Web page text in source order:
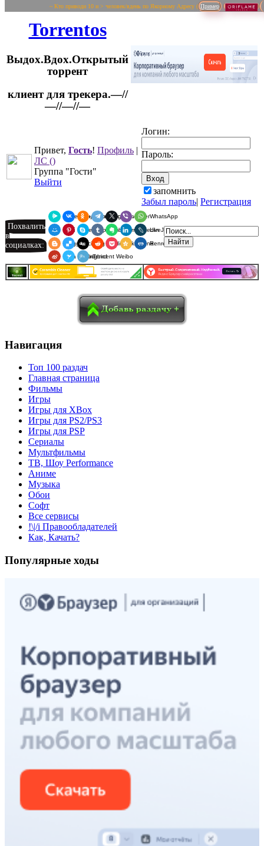
~ Кто приводи 10 и > человек/вдень по Якорному Адресу ( Пример
Torrentos
Выдох.Вдох.Открытый
торрент
Привет, Гость! Профиль |
ЛС ()
Группа "Гости"
Выйти
Логин:
Пароль:
запомнить
Забыл пароль| Регистрация
Похвалить
в
социалках:
Я.Мессенджер
ВКонтакте
Одноклассники
Telegram
X ViberWhatsApp
Мой МирPinterest
SkypeTumblrEvernoteLinkedInLiveJournal
BloggerDelicious
Digg redditPocketQzoneRenren
Sina Weibo
SurfingbirdTencent Weibo
Навигация
Топ 100 раздач
Главная страница
Фильмы
Игры
Игры для XBox
Игры для PS2/PS3
Игры для PSP
Сериалы
Мультфильмы
ТВ, Шоу Performance
Аниме
Музыка
Обои
Софт
Все сервисы
!\|/i Правообладателей
Как, Качать?
Популярные ходы